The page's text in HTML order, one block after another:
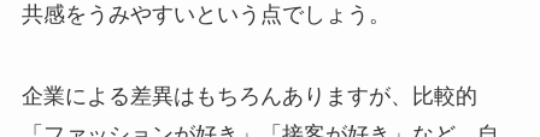
共感をうみやすいという点でしょう。
企業による差異はもちろんありますが、比較的